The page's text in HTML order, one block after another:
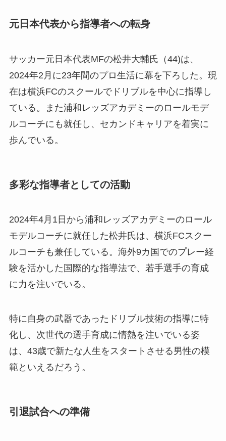
元日本代表から指導者への転身
サッカー元日本代表MFの松井大輔氏（44)は、
2024年2月に23年間のプロ生活に幕を下ろした。現
在は横浜FCのスクールでドリブルを中心に指導し
ている。また浦和レッズアカデミーのロールモデ
ルコーチにも就任し、セカンドキャリアを着実に
歩んでいる。
多彩な指導者としての活動
2024年4月1日から浦和レッズアカデミーのロール
モデルコーチに就任した松井氏は、横浜FCスクー
ルコーチも兼任している。海外9カ国でのプレー経
験を活かした国際的な指導法で、若手選手の育成
に力を注いでいる。
特に自身の武器であったドリブル技術の指導に特
化し、次世代の選手育成に情熱を注いでいる姿
は、43歳で新たな人生をスタートさせる男性の模
範といえるだろう。
引退試合への準備